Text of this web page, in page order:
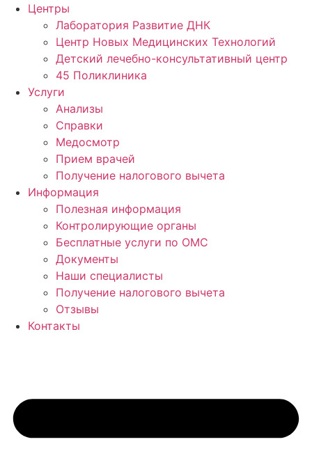
Центры
Лаборатория Развитие ДНК
Центр Новых Медицинских Технологий
Детский лечебно-консультативный центр
45 Поликлиника
Услуги
Анализы
Справки
Медосмотр
Прием врачей
Получение налогового вычета
Информация
Полезная информация
Контролирующие органы
Бесплатные услуги по ОМС
Документы
Наши специалисты
Получение налогового вычета
Отзывы
Контакты